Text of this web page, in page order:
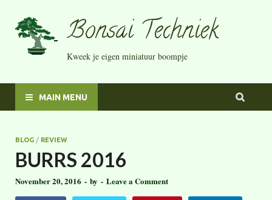
Bonsai Techniek
Kweek je eigen miniatuur boompje
MAIN MENU
BLOG / REVIEW
BURRS 2016
November 20, 2016 - by - Leave a Comment